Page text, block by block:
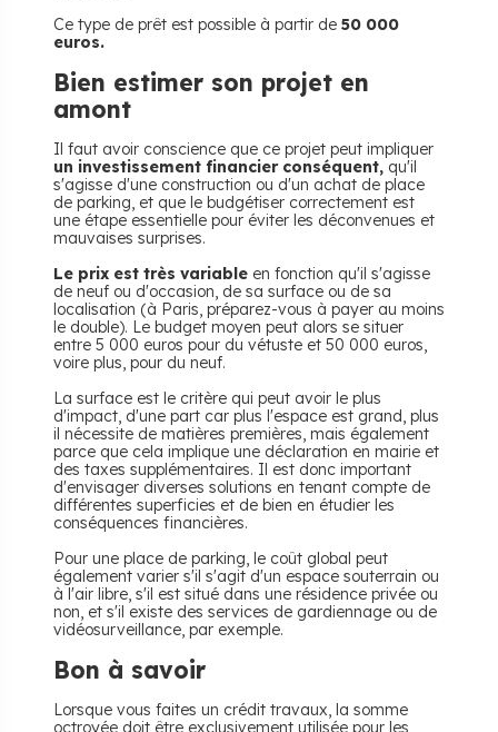
Ce type de prêt est possible à partir de 50 000
euros.
Bien estimer son projet en
amont
Il faut avoir conscience que ce projet peut impliquer
un investissement financier conséquent, qu'il
s'agisse d'une construction ou d'un achat de place
de parking, et que le budgétiser correctement est
une étape essentielle pour éviter les déconvenues et
mauvaises surprises.
Le prix est très variable en fonction qu'il s'agisse
de neuf ou d'occasion, de sa surface ou de sa
localisation (à Paris, préparez-vous à payer au moins
le double). Le budget moyen peut alors se situer
entre 5 000 euros pour du vétuste et 50 000 euros,
voire plus, pour du neuf.
La surface est le critère qui peut avoir le plus
d'impact, d'une part car plus l'espace est grand, plus
il nécessite de matières premières, mais également
parce que cela implique une déclaration en mairie et
des taxes supplémentaires. Il est donc important
d'envisager diverses solutions en tenant compte de
différentes superficies et de bien en étudier les
conséquences financières.
Pour une place de parking, le coût global peut
également varier s'il s'agit d'un espace souterrain ou
à l'air libre, s'il est situé dans une résidence privée ou
non, et s'il existe des services de gardiennage ou de
vidéosurveillance, par exemple.
Bon à savoir
Lorsque vous faites un crédit travaux, la somme
octroyée doit être exclusivement utilisée pour les